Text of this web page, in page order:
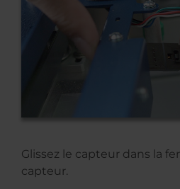
Glissez le capteur dans la
capteur.